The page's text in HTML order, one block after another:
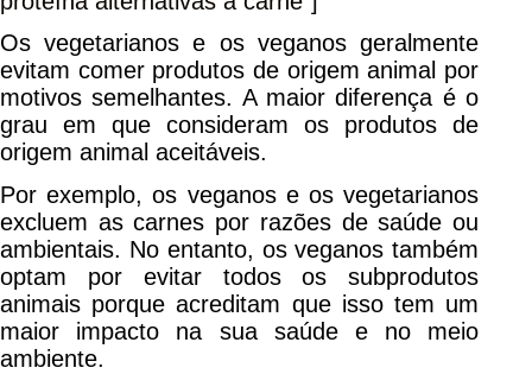
Os vegetarianos e os veganos geralmente
evitam comer produtos de origem animal por
motivos semelhantes. A maior diferença é o
grau em que consideram os produtos de
origem animal aceitáveis.
Por exemplo, os veganos e os vegetarianos
excluem as carnes por razões de saúde ou
ambientais. No entanto, os veganos também
optam por evitar todos os subprodutos
animais porque acreditam que isso tem um
maior impacto na sua saúde e no meio
ambiente.